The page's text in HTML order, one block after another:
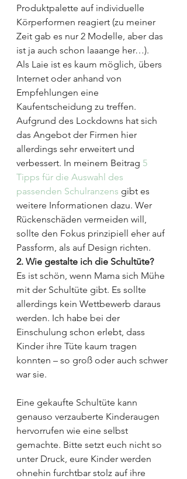
Produktpalette auf individuelle
Körperformen reagiert (zu meiner
Zeit gab es nur 2 Modelle, aber das
ist ja auch schon laaange her…).
Als Laie ist es kaum möglich, übers
Internet oder anhand von
Empfehlungen eine
Kaufentscheidung zu treffen.
Aufgrund des Lockdowns hat sich
das Angebot der Firmen hier
allerdings sehr erweitert und
verbessert. In meinem Beitrag 5
Tipps für die Auswahl des
passenden Schulranzens gibt es
weitere Informationen dazu. Wer
Rückenschäden vermeiden will,
sollte den Fokus prinzipiell eher auf
Passform, als auf Design richten.
2. Wie gestalte ich die Schultüte?
Es ist schön, wenn Mama sich Mühe
mit der Schultüte gibt. Es sollte
allerdings kein Wettbewerb daraus
werden. Ich habe bei der
Einschulung schon erlebt, dass
Kinder ihre Tüte kaum tragen
konnten – so groß oder auch schwer
war sie.
Eine gekaufte Schultüte kann
genauso verzauberte Kinderaugen
hervorrufen wie eine selbst
gemachte. Bitte setzt euch nicht so
unter Druck, eure Kinder werden
ohnehin furchtbar stolz auf ihre